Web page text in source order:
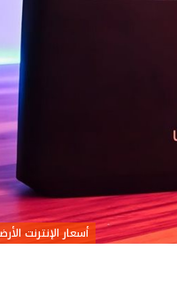
أسعار الإنترنت الأرضي